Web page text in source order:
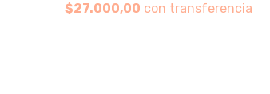
$27.000,00 con transferencia